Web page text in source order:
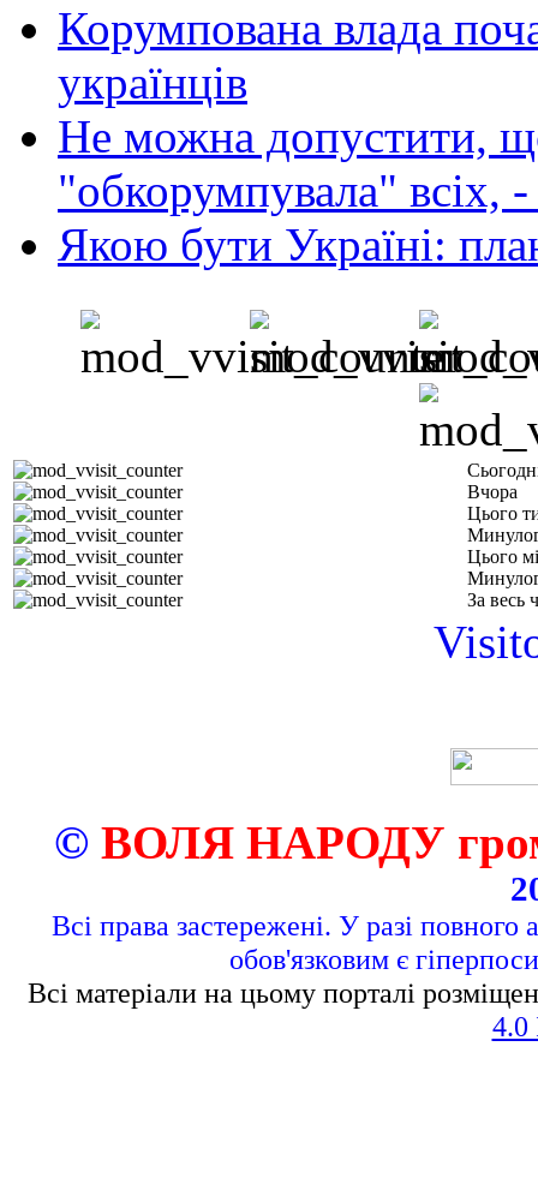
Корумпована влада
українців
Не можна допустити,
"обкорумпувала" всіх,
Якою бути Україні:
Вчора
Цього
Цього
За весь
© ВОЛЯ НАРОДУ
Всі права застережені. У разі повного
обов'язковим є
Всі матеріали на цьому порталі
4.0